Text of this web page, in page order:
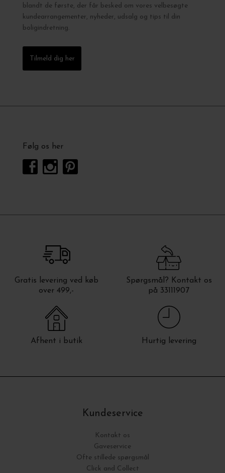
blandt de første, der får besked om vores velbesøgte
kundearrangementer, nyheder, udsalg og tips til din
boligindretning.
Tilmeld dig her
Følg os her
Gratis levering ved køb
over 499,-
Spørgsmål? Kontakt os
på 33111907
Afhent i butik Hurtig levering
Kundeservice
Kontakt os
Gaveservice
Ofte stillede spørgsmål
Click and Collect